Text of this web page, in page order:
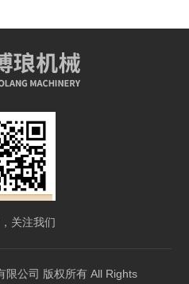
关注我们
公司 版权所有 All Rights